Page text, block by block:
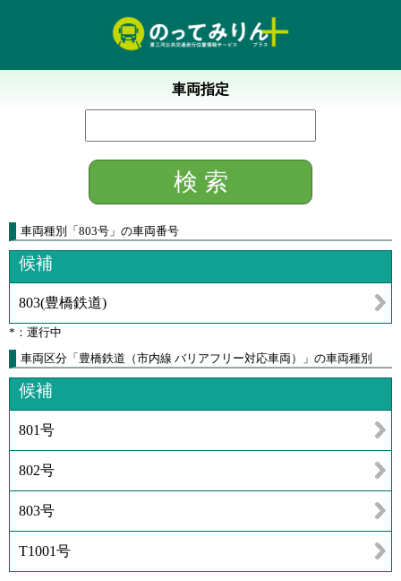
車両指定
車両種別 「 803号 」 の車両番号
候補
803(豊橋鉄道)
*：運行中
車両区分「豊橋鉄道（市内線 バリアフリー対応車両）」の車両種別
候補
801号
802号
803号
T1001号